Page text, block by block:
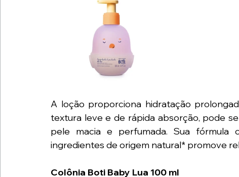
A loção proporciona hidratação
textura leve e de rápida absorção, pode
pele macia e perfumada. Sua fórmula
ingredientes de origem natural* promove
Colônia Boti Baby Lua 100 ml